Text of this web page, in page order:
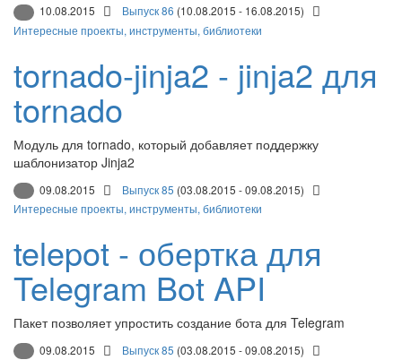
10.08.2015 Выпуск 86 (10.08.2015 - 16.08.2015)
Интересные проекты, инструменты, библиотеки
tornado-jinja2 - jinja2 для
tornado
Модуль для tornado, который добавляет поддержку
шаблонизатор Jinja2
09.08.2015 Выпуск 85 (03.08.2015 - 09.08.2015)
Интересные проекты, инструменты, библиотеки
telepot - обертка для
Telegram Bot API
Пакет позволяет упростить создание бота для Telegram
09.08.2015 Выпуск 85 (03.08.2015 - 09.08.2015)